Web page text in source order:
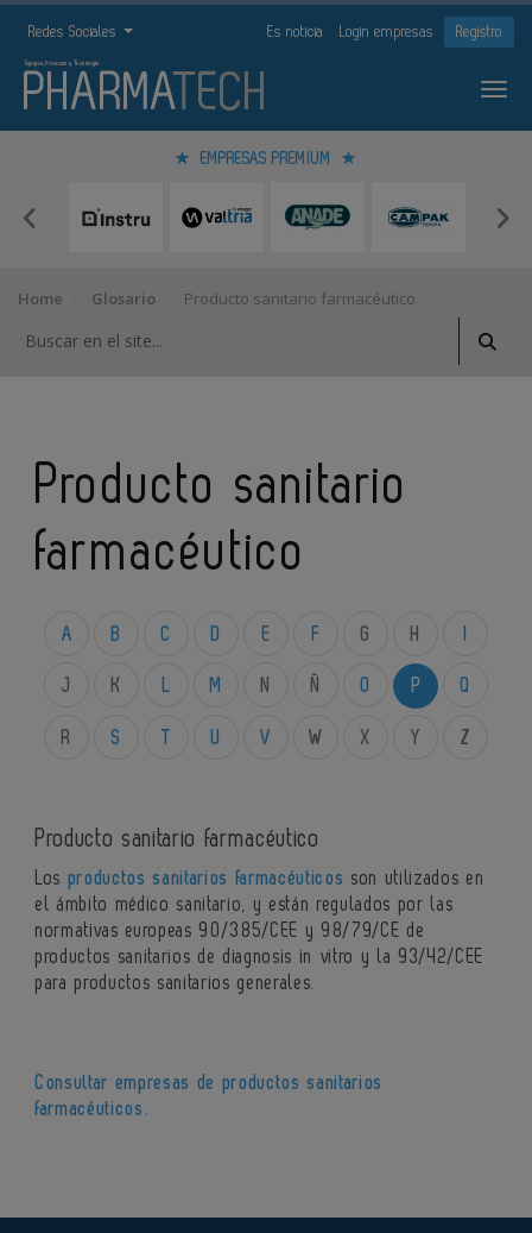
Redes Sociales Es noticia Login empresas Registro
EMPRESAS PREMIUM
Home Glosario Producto sanitario farmacéutico
Producto sanitario
farmacéutico
A B C D E F G H
J K L M N Ñ O P Q
R S U V W X Y Z
Producto sanitario farmacéutico
Losproductos sanitarios farmacéuticos son utilizados en
el ámbito médico sanitario, y están regulados por las
normativas europeas 90/385/CEE y 98/79/CE de
productos sanitarios de diagnosis in vitro y la 93/42/CEE
para productos sanitarios generales.
Consultar empresas de productos sanitarios
farmacéuticos.